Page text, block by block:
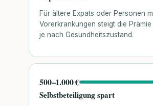
Für ältere Expats oder Personen
Vorerkrankungen steigt die
je nach Gesundheitszustand.
500–1.000 €
Selbstbeteiligung spart